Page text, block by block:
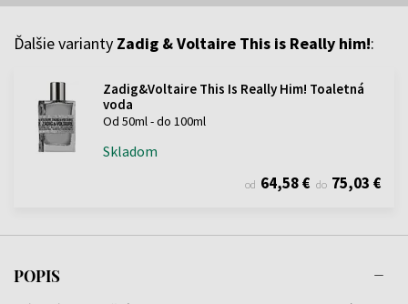
Ďalšie varianty Zadig & Voltaire This is Really him!:
Zadig&Voltaire This Is Really Him! Toaletná
voda
Od 50ml - do 100ml
Skladom
od 64,58 € do 75,03 €
POPIS